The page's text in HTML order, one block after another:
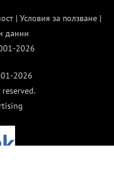
| Условия за ползване|
данни
2026
2026